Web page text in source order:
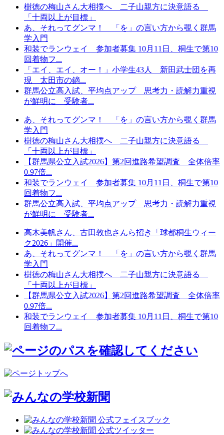
樹徳の梅山さん大相撲へ 二子山親方に決意語る
「十両以上が目標」
あ、それってグンマ！ 「を」の言い方から覗く群馬
学入門
和装でランウェイ 参加者募集 10月11日、桐生で第10
回着物フ...
「エイ、エイ、オー！」小学生43人 新田武士団を再
現 太田市の鏑...
群馬公立高入試、平均点アップ 思考力・読解力重視
が鮮明に 受験者...
あ、それってグンマ！ 「を」の言い方から覗く群馬
学入門
樹徳の梅山さん大相撲へ 二子山親方に決意語る
「十両以上が目標」
【群馬県公立入試2026】第2回進路希望調査 全体倍率
0.97倍...
和装でランウェイ 参加者募集 10月11日、桐生で第10
回着物フ...
群馬公立高入試、平均点アップ 思考力・読解力重視
が鮮明に 受験者...
高木美帆さん、古田敦也さんら招き「球都桐生ウィー
ク2026」開催...
あ、それってグンマ！ 「を」の言い方から覗く群馬
学入門
樹徳の梅山さん大相撲へ 二子山親方に決意語る
「十両以上が目標」
【群馬県公立入試2026】第2回進路希望調査 全体倍率
0.97倍...
和装でランウェイ 参加者募集 10月11日、桐生で第10
回着物フ...